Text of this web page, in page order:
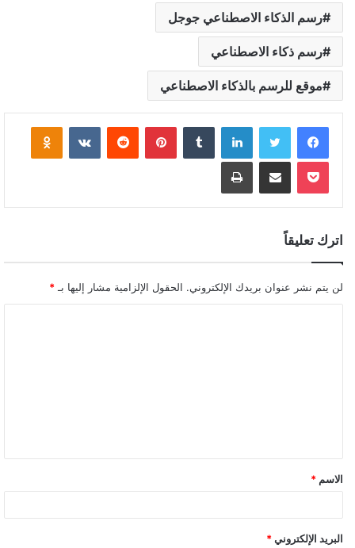
رسم الذكاء الاصطناعي جوجل
رسم ذكاء الاصطناعي
موقع للرسم بالذكاء الاصطناعي
فيسبوك تويتر لينكدإن بينتيريست
بوكيت مشاركة عبر البريد طباعة
اترك تعليقاً
لن يتم نشر عنوان بريدك الإلكتروني. الحقول الإلزامية مشار إليها بـ *
الاسم *
البريد الإلكتروني *